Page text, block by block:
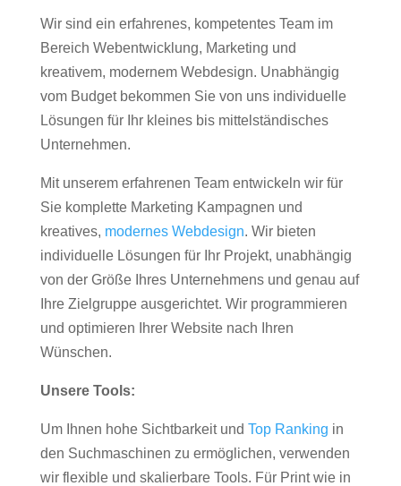
Wir sind ein erfahrenes, kompetentes Team im
Bereich Webentwicklung, Marketing und
kreativem, modernem Webdesign. Unabhängig
vom Budget bekommen Sie von uns individuelle
Lösungen für Ihr kleines bis mittelständisches
Unternehmen.
Mit unserem erfahrenen Team entwickeln wir für
Sie komplette Marketing Kampagnen und
kreatives, modernes Webdesign. Wir bieten
individuelle Lösungen für Ihr Projekt, unabhängig
von der Größe Ihres Unternehmens und genau auf
Ihre Zielgruppe ausgerichtet. Wir programmieren
und optimieren Ihrer Website nach Ihren
Wünschen.
Unsere Tools:
Um Ihnen hohe Sichtbarkeit und Top Ranking in
den Suchmaschinen zu ermöglichen, verwenden
wir flexible und skalierbare Tools. Für Print wie in